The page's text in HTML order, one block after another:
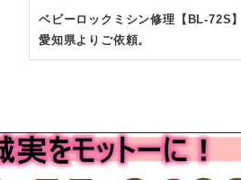
ベビーロックミシン修理【BL-72S】
愛知県よりご依頼。